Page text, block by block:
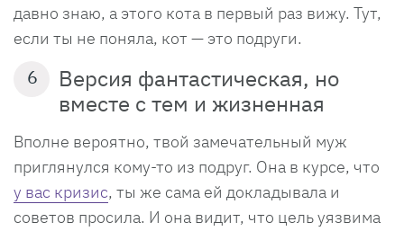
давно знаю, а этого кота в первый раз вижу. Тут,
если ты не поняла, кот — это подруги.
6
Версия фантастическая, но
вместе с тем и жизненная
Вполне вероятно, твой замечательный муж
приглянулся кому-то из подруг. Она в курсе, что
у вас кризис, ты же сама ей докладывала и
советов просила. И она видит, что цель уязвима